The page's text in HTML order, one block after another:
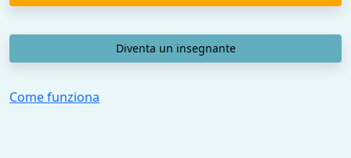
Diventa un insegnante
Come funziona